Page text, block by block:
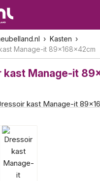
Kasten
Manage-it 89x168x42cm
kast Manage-it